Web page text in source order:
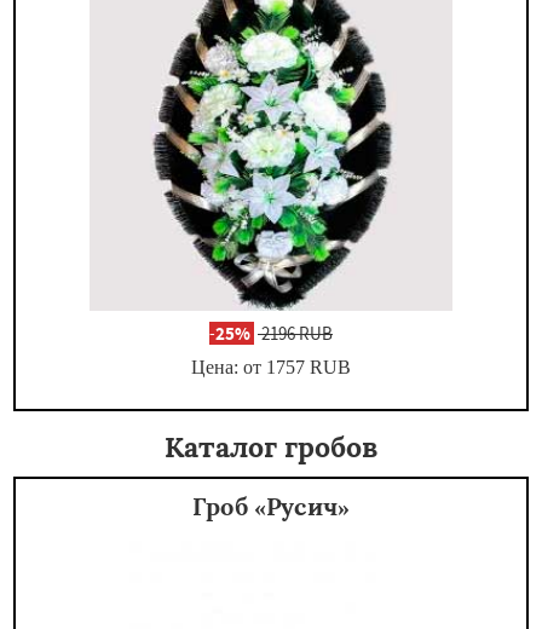
-25% 2196 RUB
Цена: от 1757 RUB
Каталог гробов
Гроб «Русич»